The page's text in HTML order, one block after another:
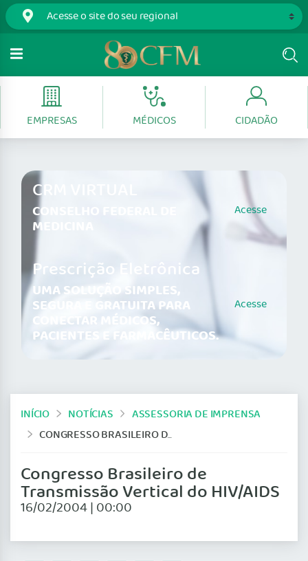
EMPRESAS MÉDICOS CIDADÃO
CRM VIRTUAL
CONSELHO FEDERAL DE
MEDICINA
Acesse
Prescrição Eletrônica
UMA SOLUÇÃO SIMPLES,
SEGURA E GRATUITA PARA
CONECTAR MÉDICOS,
PACIENTES E FARMACÊUTICOS.
Acesse
INÍCIO NOTÍCIAS
ASSESSORIA DE IMPRENSA
CONGRESSO BRASILEIRO DE TRANSMISSÃO VERTICAL DO HIV/AIDS
Congresso Brasileiro de
Transmissão Vertical do HIV/AIDS
16/02/2004 | 00:00